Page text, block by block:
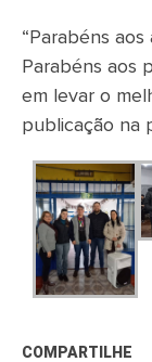
“Parabéns
Parabéns aos
em levar o
publicação na
COMPARTILHE